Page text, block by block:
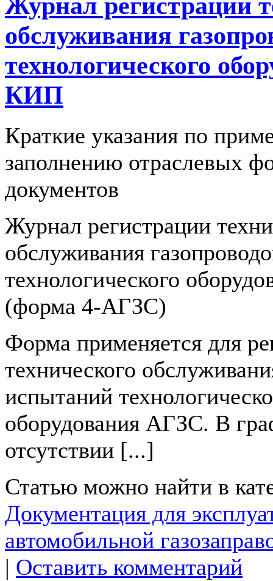
обслуживания
технологического
КИП
Краткие указания по
заполнению отраслевых
документов
Журнал регистрации
обслуживания
технологического
(форма 4-АГЗС)
Форма применяется для
технического
испытаний
оборудования АГЗС. В
отсутствии [...]
Статью можно найти в
Документация для
автомобильной
| Оставить комментарий